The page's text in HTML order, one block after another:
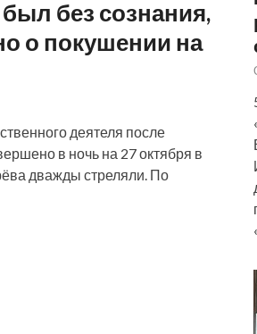
без сознания,
о покушении на
деятеля после
в ночь на 27 октября в
дважды стреляли. По